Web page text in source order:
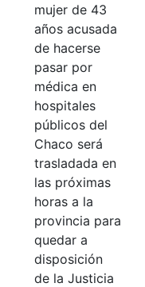
mujer de 43
años acusada
de hacerse
pasar por
médica en
hospitales
públicos del
Chaco será
trasladada en
las próximas
horas a la
provincia para
quedar a
disposición
de la Justicia